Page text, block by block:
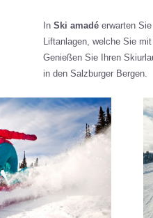
In Ski amadé erwarten
Liftanlagen, welche Sie
Genießen Sie Ihren
in den Salzburger Bergen.